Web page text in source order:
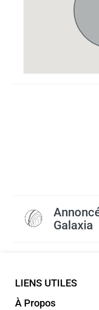
Galaxia
LIENS UTILES
À Propos